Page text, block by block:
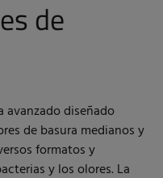
de
avanzado diseñado
de basura medianos y
formatos y
y los olores. La